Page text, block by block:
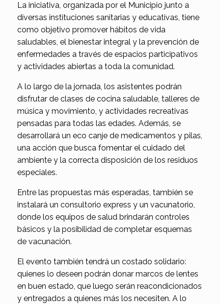
La iniciativa, organizada por el Municipio junto a
diversas instituciones sanitarias y educativas, tiene
como objetivo promover hábitos de vida
saludables, el bienestar integral y la prevención de
enfermedades a través de espacios participativos
y actividades abiertas a toda la comunidad.
A lo largo de la jornada, los asistentes podrán
disfrutar de clases de cocina saludable, talleres de
música y movimiento, y actividades recreativas
pensadas para todas las edades. Además, se
desarrollará un eco canje de medicamentos y pilas,
una acción que busca fomentar el cuidado del
ambiente y la correcta disposición de los residuos
especiales.
Entre las propuestas más esperadas, también se
instalará un consultorio express y un vacunatorio,
donde los equipos de salud brindarán controles
básicos y la posibilidad de completar esquemas
de vacunación.
El evento también tendrá un costado solidario:
quienes lo deseen podrán donar marcos de lentes
en buen estado, que luego serán reacondicionados
y entregados a quienes más los necesiten. A lo